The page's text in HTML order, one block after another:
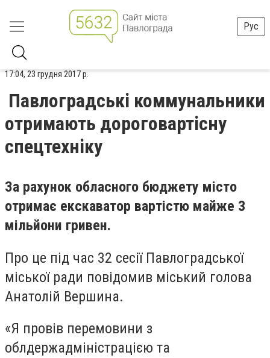
Рус
17:04, 23 грудня 2017 р.
Павлоградські коммунальники
отримають дороговартісну
спецтехніку
За рахунок обласного бюджету місто
отримає екскаватор вартістю майже 3
мільйони гривен.
Про це під час 32 сесії Павлоградської
міської ради повідомив міський голова
Анатолій Вершина.
«Я провів перемовини з
облдержадміністрацією та